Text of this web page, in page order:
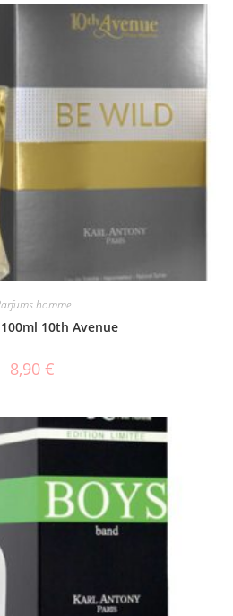
homme
100ml 10th Avenue
8,90 €